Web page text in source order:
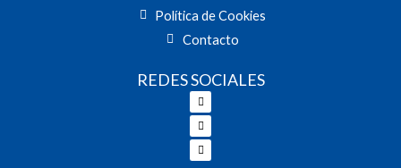
Política de Cookies
Contacto
REDES SOCIALES
Facebook
Twitter
Youtube